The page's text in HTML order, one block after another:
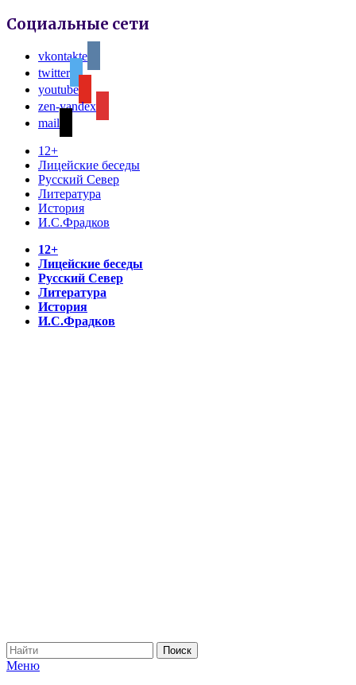
Социальные сети
vkontakte
twitter
youtube
zen-yandex
mail
12+
Лицейские беседы
Русский Север
Литература
История
И.С.Фрадков
12+
Лицейские беседы
Русский Север
Литература
История
И.С.Фрадков
Меню